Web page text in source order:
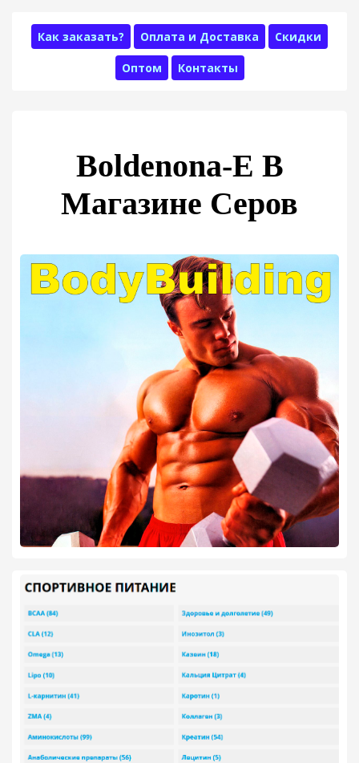
Как заказать? Оплата и Доставка Скидки
Оптом Контакты
Boldenona-E В
Магазине Серов